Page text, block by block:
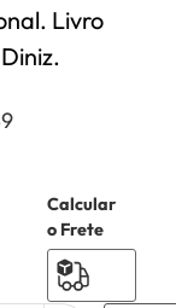
Livro
Calcular
o Frete